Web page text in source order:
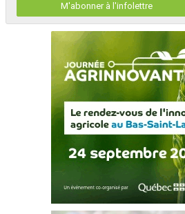
M'abonner à l'infolettre